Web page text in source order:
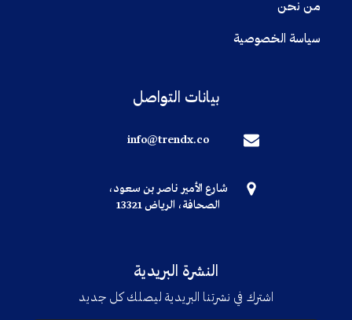
من نحن
سياسة الخصوصية
بيانات التواصل
info@trendx.co
شارع الأمير ناصر بن سعود،
الصحافة، الرياض 13321
النشرة البريدية
اشترك في نشرتنا البريدية ليصلك كل جديد